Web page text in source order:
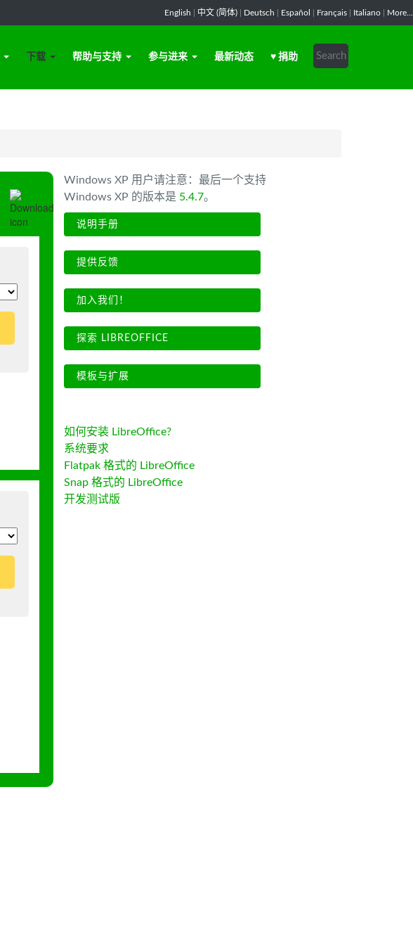
English 中文 (简体) Deutsch Español Français Italiano More...
下载 帮助与支持 参与进来 最新动态 ♥ 捐助
Windows XP 用户请注意：最后一个支持
Windows XP 的版本是 5.4.7。
说明手册
提供反馈
加入我们！
探索 LIBREOFFICE
模板与扩展
如何安装 LibreOffice?
系统要求
Flatpak 格式的 LibreOffice
Snap 格式的 LibreOffice
开发测试版